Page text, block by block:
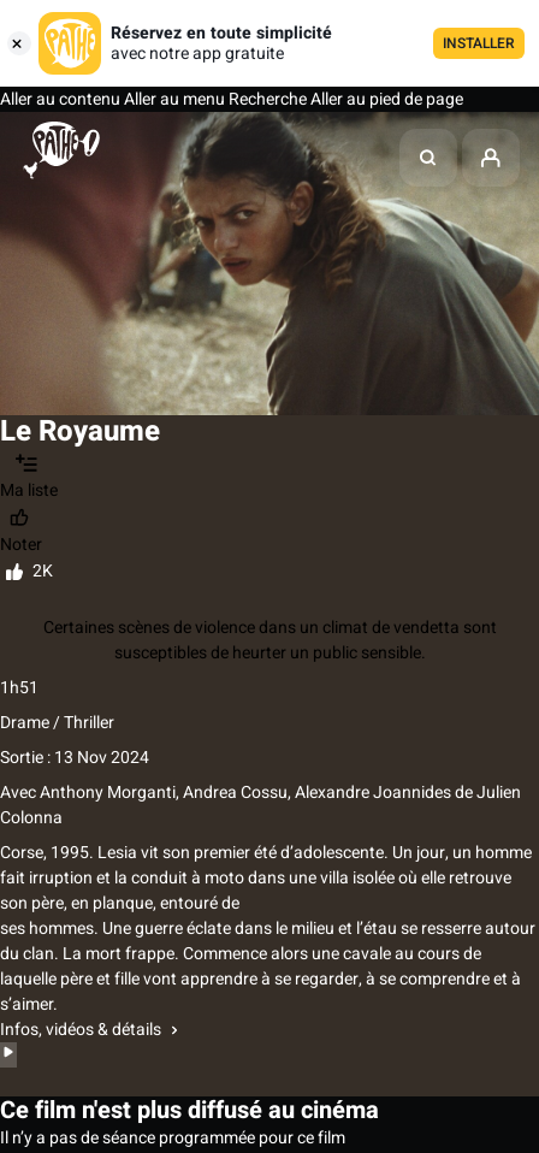
Réservez en toute simplicité
avec notre app gratuite
INSTALLER
Aller au contenuAller au menu RechercheAller au pied de page
Le Royaume
Ma liste
Noter
2K
Certaines scènes de violence dans un climat de vendetta sont
susceptibles de heurter un public sensible.
1h51
Drame / Thriller
Sortie : 13 Nov 2024
AvecAnthony Morganti, Andrea Cossu, Alexandre JoannidesdeJulien
Colonna
Corse, 1995. Lesia vit son premier été d’adolescente. Un jour, un homme
fait irruption et la conduit à moto dans une villa isolée où elle retrouve
son père, en planque, entouré de
ses hommes. Une guerre éclate dans le milieu et l’étau se resserre autour
du clan. La mort frappe. Commence alors une cavale au cours de
laquelle père et fille vont apprendre à se regarder, à se comprendre et à
s’aimer.
Infos, vidéos & détails
Ce film n'est plus diffusé au cinéma
Il n’y a pas de séance programmée pour ce film